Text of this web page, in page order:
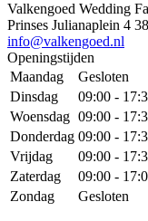
Valkengoed Wedding
Prinses Julianaplein 4
info@valkengoed.nl
Openingstijden
Maandag
Gesloten
Dinsdag
09:00 -
Woensdag 09:00 -
Donderdag 09:00 -
Vrijdag
09:00 -
Zaterdag
09:00 -
Zondag
Gesloten